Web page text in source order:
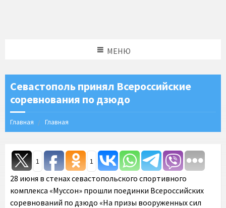
МЕНЮ
Севастополь принял Всероссийские
соревнования по дзюдо
Главная Главная
1 1
28 июня в стенах севастопольского спортивного
комплекса «Муссон» прошли поединки Всероссийских
соревнований по дзюдо «На призы вооруженных сил